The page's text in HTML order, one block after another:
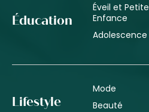
Éducation
Éveil et Petite
Enfance
Adolescence
Lifestyle
Mode
Beauté